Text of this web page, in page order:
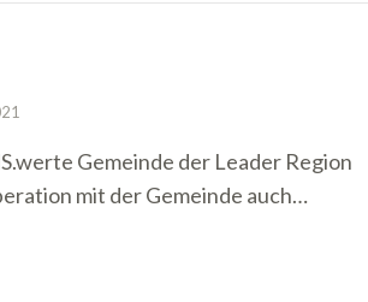
Gemeinde der Leader Region
mit der Gemeinde auch…